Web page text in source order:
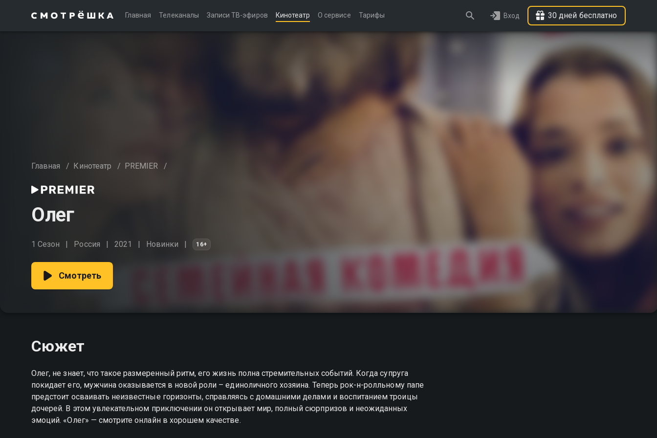
Главная Телеканалы Записи ТВ-эфиров Кинотеатр О сервисе Тарифы Вход 30 дней бесплатно
Главная / Кинотеатр / PREMIER /
Олег
1 Сезон Россия 2021 Новинки 16+
Смотреть
Сюжет
Олег, не знает, что такое размеренный ритм, его жизнь полна стремительных событий. Когда супруга
покидает его, мужчина оказывается в новой роли – единоличного хозяина. Теперь рок-н-ролльному папе
предстоит осваивать неизвестные горизонты, справляясь с домашними делами и воспитанием троицы
дочерей. В этом увлекательном приключении он открывает мир, полный сюрпризов и неожиданных
эмоций. «Олег» — смотрите онлайн в хорошем качестве.